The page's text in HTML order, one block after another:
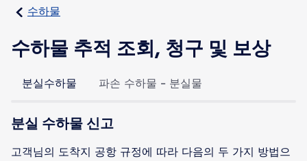
수하물
수하물 추적 조회, 청구 및 보상
분실수하물 파손 수하물 - 분실물
분실 수하물 신고
고객님의 도착지 공항 규정에 따라 다음의 두 가지 방법으